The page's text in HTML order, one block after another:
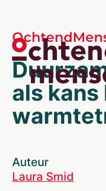
als kans
Auteur
Laura Smid